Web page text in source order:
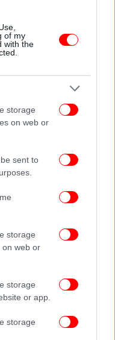
of my
with the
storage
on web or
sent to
storage
on web or
storage
or app.
storage
και
τη διαρροή των
δεξαμενή με
κάτοικοι